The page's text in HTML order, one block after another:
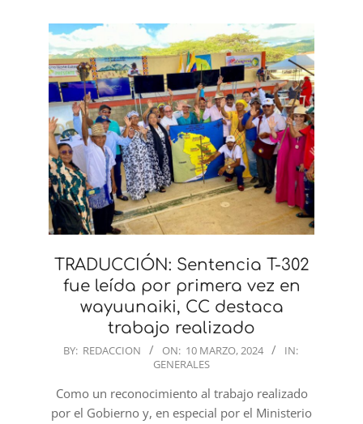
TRADUCCIÓN: Sentencia T-302
fue leída por primera vez en
wayuunaiki, CC destaca
trabajo realizado
2024-
10
BY: REDACCION ON: 10 MARZO, 2024
IN:
GENERALES
Como un reconocimiento al trabajo realizado
por el Gobierno y, en especial por el Ministerio